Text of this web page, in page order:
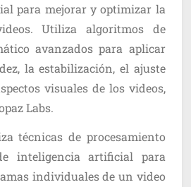
para mejorar y optimizar la
Utiliza algoritmos de
avanzados para aplicar
la estabilización, el ajuste
visuales de los videos,
Labs.
técnicas de procesamiento
inteligencia artificial para
individuales de un video